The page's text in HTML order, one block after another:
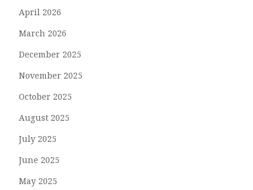
April 2026
March 2026
December 2025
November 2025
October 2025
August 2025
July 2025
June 2025
May 2025